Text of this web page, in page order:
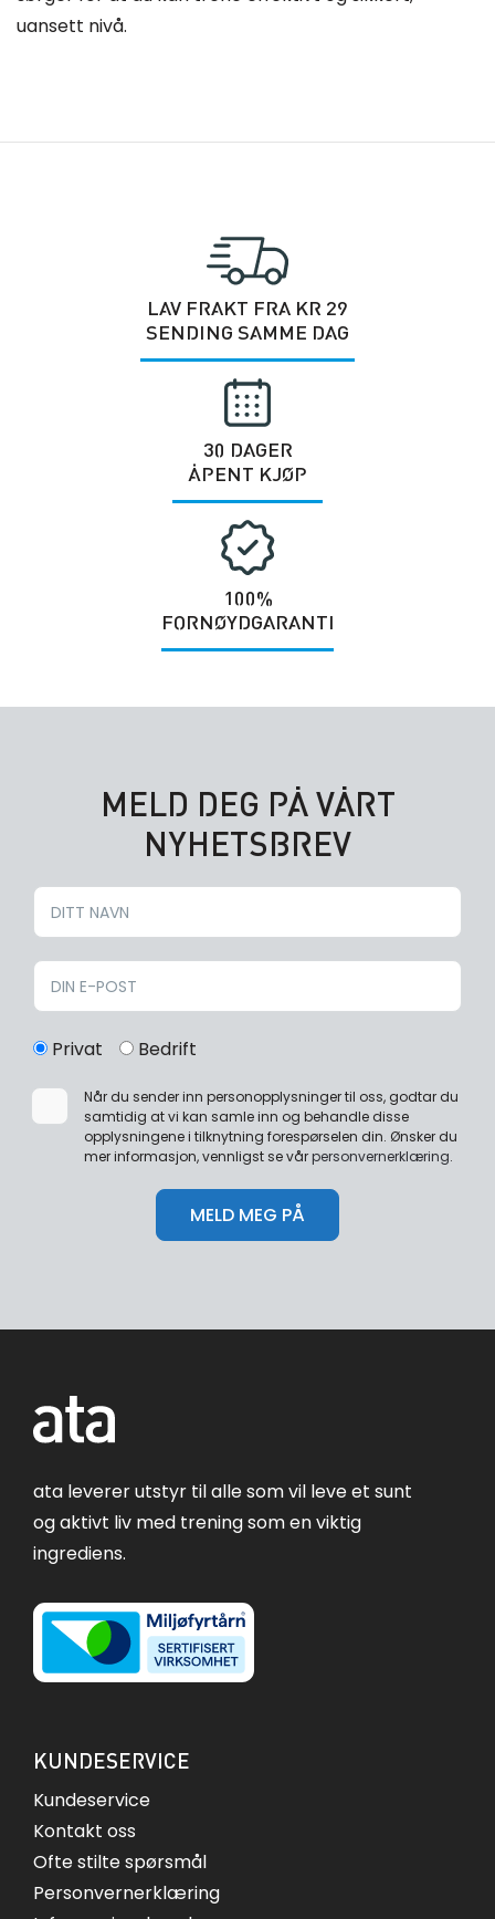
uansett nivå.
LAV FRAKT FRA KR 29
SENDING SAMME DAG
30 DAGER
ÅPENT KJØP
100%
FORNØYDGARANTI
MELD DEG PÅ VÅRT
NYHETSBREV
Privat Bedrift
Når du sender inn personopplysninger til oss, godtar du
samtidig at vi kan samle inn og behandle disse
opplysningene i tilknytning forespørselen din. Ønsker du
mer informasjon, vennligst se vårpersonvernerklæring.
ata leverer utstyr til alle som vil leve et sunt
og aktivt liv med trening som en viktig
ingrediens.
KUNDESERVICE
Kundeservice
Kontakt oss
Ofte stilte spørsmål
Personvernerklæring